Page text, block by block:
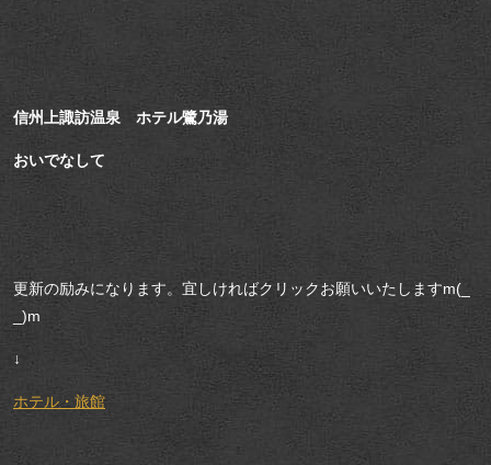
信州上諏訪温泉 ホテル鷺乃湯
おいでなして
更新の励みになります。宜しければクリックお願いいたしますm(_
_)m
↓
ホテル・旅館